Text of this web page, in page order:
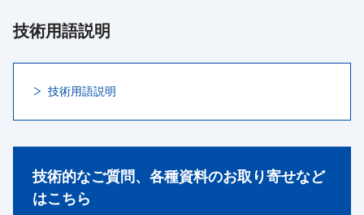
技術用語説明
技術用語説明
技術的なご質問、各種資料のお取り寄せなど
はこちら